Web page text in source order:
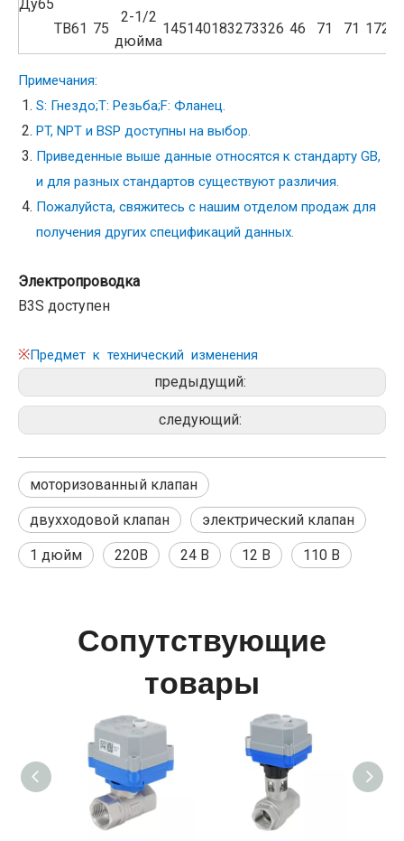
Ду65
ТВ61 75
2-1/2
дюйма
145140183273326 46 71 71 172.5
Примечания:
S: Гнездо;T: Резьба;F: Фланец.
PT, NPT и BSP доступны на выбор.
Приведенные выше данные относятся к стандарту GB,
и для разных стандартов существуют различия.
Пожалуйста, свяжитесь с нашим отделом продаж для
получения других спецификаций данных.
Электропроводка
B3S доступен
※Предмет к технический изменения
предыдущий:
следующий:
моторизованный клапан
двухходовой клапан электрический клапан
1 дюйм 220В 24 В 12 В 110 В
Сопутствующие
товары